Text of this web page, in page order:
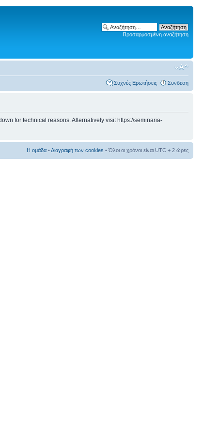
Προσαρμοσμένη αναζήτηση
Συχνές Ερωτήσεις Συνδεση
down for technical reasons. Alternatively visit https://seminaria-
Η ομάδα •Διαγραφή των cookies • Όλοι οι χρόνοι είναι UTC + 2 ώρες